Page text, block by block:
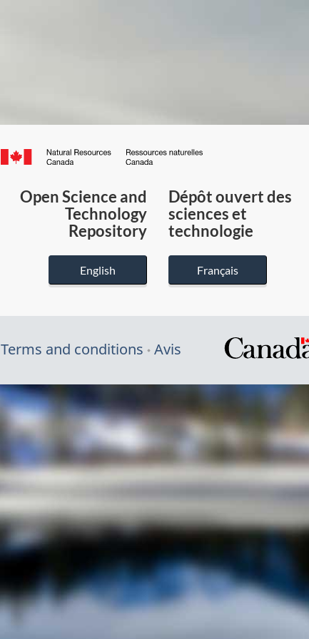
Canada.ca
du
Canada
Open Science and
Technology
Repository
English
Dépôt ouvert des
sciences et
technologie
Français
Terms and conditions Avis